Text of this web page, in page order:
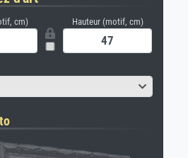
cm) Hauteur (motif, cm)